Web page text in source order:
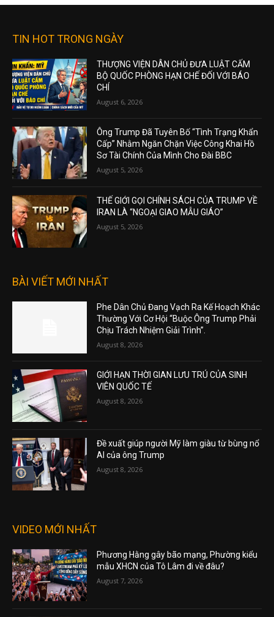
TIN HOT TRONG NGÀY
THƯỢNG VIỆN DÂN CHỦ ĐƯA LUẬT CẤM
BỘ QUỐC PHÒNG HẠN CHẾ ĐỐI VỚI BÁO
CHÍ
August 6, 2026
Ông Trump Đã Tuyên Bố “Tình Trạng Khẩn
Cấp” Nhằm Ngăn Chặn Việc Công Khai Hồ
Sơ Tài Chính Của Mình Cho Đài BBC
August 5, 2026
THẾ GIỚI GỌI CHÍNH SÁCH CỦA TRUMP VỀ
IRAN LÀ “NGOẠI GIAO MẪU GIÁO”
August 5, 2026
BÀI VIẾT MỚI NHẤT
Phe Dân Chủ Đang Vạch Ra Kế Hoạch Khác
Thường Với Cơ Hội “Buộc Ông Trump Phải
Chịu Trách Nhiệm Giải Trình”.
August 8, 2026
GIỚI HẠN THỜI GIAN LƯU TRÚ CỦA SINH
VIÊN QUỐC TẾ
August 8, 2026
Đề xuất giúp người Mỹ làm giàu từ bùng nổ
AI của ông Trump
August 8, 2026
VIDEO MỚI NHẤT
Phương Hằng gây bão mạng, Phường kiểu
mẫu XHCN của Tô Lâm đi về đâu?
August 7, 2026